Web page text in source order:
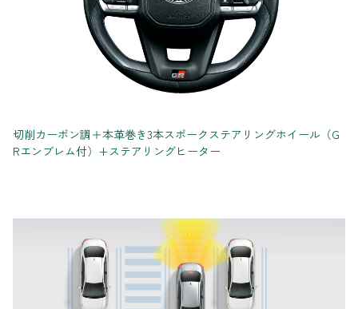
切削カーボン調＋本革巻き3本スポークステアリングホイール（G
Rエンブレム付）+ステアリングヒーター